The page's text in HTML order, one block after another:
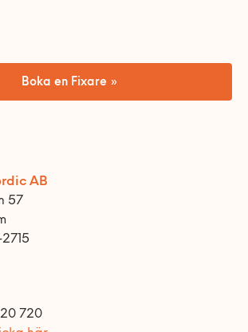
Boka en Fixare »
AB
57
720